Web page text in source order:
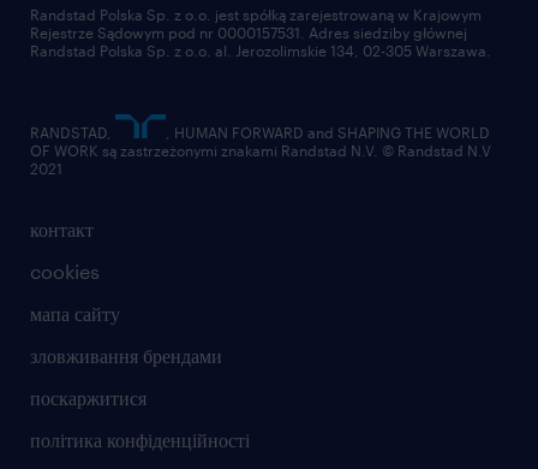
контакт
cookies
мапа сайту
зловживання брендами
поскаржитися
політика конфіденційності
Randstad Polska Sp. z o.o. jest spółką zarejestrowaną w Krajowym
Rejestrze Sądowym pod nr 0000157531. Adres siedziby głównej
Randstad Polska Sp. z o.o. al. Jerozolimskie 134, 02-305 Warszawa.
RANDSTAD,
, HUMAN FORWARD and SHAPING THE WORLD
OF WORK są zastrzeżonymi znakami Randstad N.V. © Randstad N.V
2021